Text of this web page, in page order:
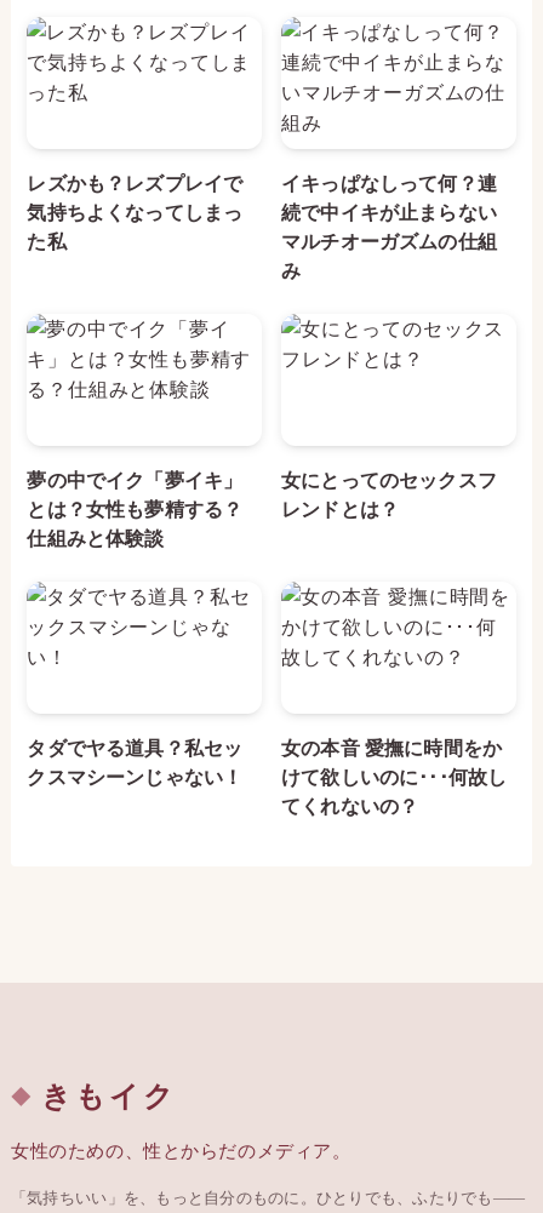
レズかも？レズプレイで
気持ちよくなってしまっ
た私
イキっぱなしって何？連
続で中イキが止まらない
マルチオーガズムの仕組
み
夢の中でイク「夢イキ」
とは？女性も夢精する？
仕組みと体験談
女にとってのセックスフ
レンドとは？
タダでヤる道具？私セッ
クスマシーンじゃない！
女の本音 愛撫に時間をか
けて欲しいのに･･･何故し
てくれないの？
きもイク
女性のための、性とからだのメディア。
「気持ちいい」を、もっと自分のものに。ひとりでも、ふたりでも——